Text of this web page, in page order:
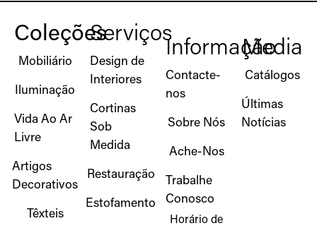
Coleções
Mobiliário
Iluminação
Vida Ao Ar
Livre
Artigos
Decorativos
Têxteis
Serviços
Design de
Interiores
Cortinas
Sob
Medida
Restauração
Estofamento
Informação
Contacte-
nos
Sobre Nós
Ache-Nos
Trabalhe
Conosco
Horário de
Media
Catálogos
Últimas
Notícias